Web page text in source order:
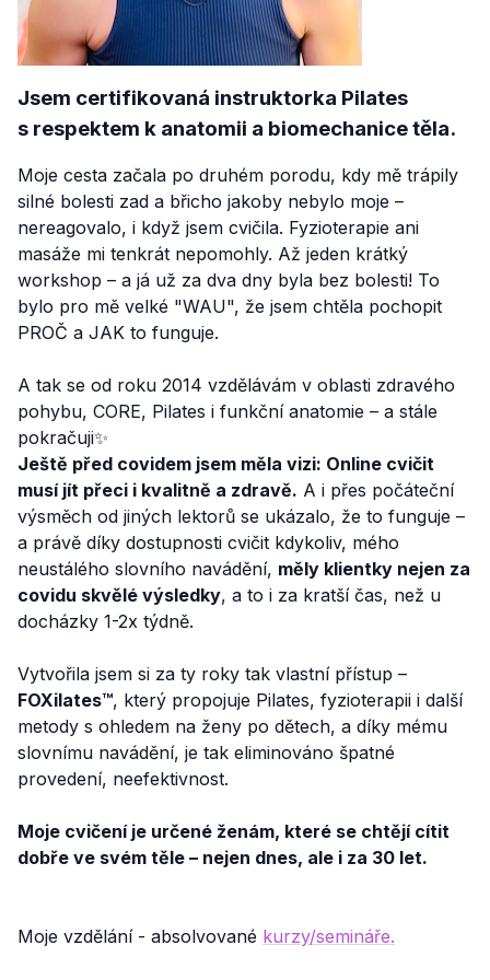
Jsem certifikovaná instruktorka Pilates
s respektem k anatomii a biomechanice těla.
Moje cesta začala po druhém porodu, kdy mě trápily
silné bolesti zad a břicho jakoby nebylo moje –
nereagovalo, i když jsem cvičila. Fyzioterapie ani
masáže mi tenkrát nepomohly. Až jeden krátký
workshop – a já už za dva dny byla bez bolesti! To
bylo pro mě velké "WAU", že jsem chtěla pochopit
PROČ a JAK to funguje.
A tak se od roku 2014 vzdělávám v oblasti zdravého
pohybu, CORE, Pilates i funkční anatomie – a stále
pokračuji✨
Ještě před covidem jsem měla vizi: Online cvičit
musí jít přeci i kvalitně a zdravě. A i přes počáteční
výsměch od jiných lektorů se ukázalo, že to funguje –
a právě díky dostupnosti cvičit kdykoliv, mého
neustálého slovního navádění, měly klientky nejen za
covidu skvělé výsledky, a to i za kratší čas, než u
docházky 1-2x týdně.
Vytvořila jsem si za ty roky tak vlastní přístup –
FOXilates™, který propojuje Pilates, fyzioterapii i další
metody s ohledem na ženy po dětech, a díky mému
slovnímu navádění, je tak eliminováno špatné
provedení, neefektivnost.
Moje cvičení je určené ženám, které se chtějí cítit
dobře ve svém těle – nejen dnes, ale i za 30 let.
Moje vzdělání - absolvované kurzy/semináře.